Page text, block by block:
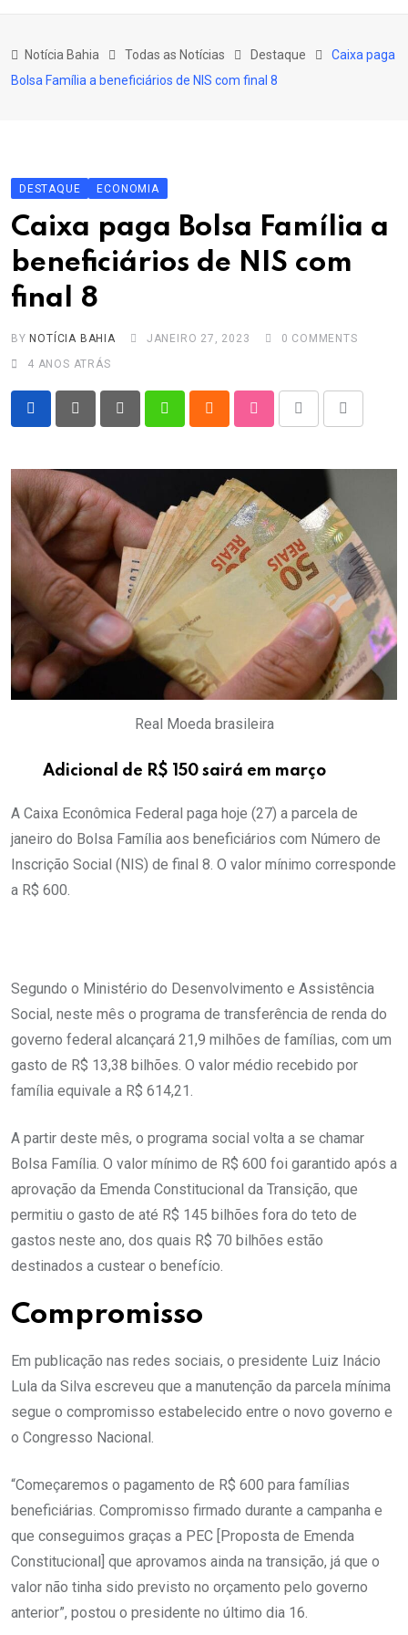
Educação
Esporte
Outros Assuntos
Notícia Bahia Todas as Notícias Destaque
Caixa paga
Bolsa Família a beneficiários de NIS com final 8
DESTAQUE ECONOMIA
Caixa paga Bolsa Família a
beneficiários de NIS com
final 8
BY NOTÍCIA BAHIA JANEIRO 27, 2023 0 COMMENTS
4 ANOS ATRÁS
PinterestWhatsappCloud StumbleUpon
Print
Share
Email
Real Moeda brasileira
Adicional de R$ 150 sairá em março
A Caixa Econômica Federal paga hoje (27) a parcela de
janeiro do Bolsa Família aos beneficiários com Número de
Inscrição Social (NIS) de final 8. O valor mínimo corresponde
a R$ 600.
Segundo o Ministério do Desenvolvimento e Assistência
Social, neste mês o programa de transferência de renda do
governo federal alcançará 21,9 milhões de famílias, com um
gasto de R$ 13,38 bilhões. O valor médio recebido por
família equivale a R$ 614,21.
A partir deste mês, o programa social volta a se chamar
Bolsa Família. O valor mínimo de R$ 600 foi garantido após a
aprovação da Emenda Constitucional da Transição, que
permitiu o gasto de até R$ 145 bilhões fora do teto de
gastos neste ano, dos quais R$ 70 bilhões estão
destinados a custear o benefício.
Compromisso
Em publicação nas redes sociais, o presidente Luiz Inácio
Lula da Silva escreveu que a manutenção da parcela mínima
segue o compromisso estabelecido entre o novo governo e
o Congresso Nacional.
“Começaremos o pagamento de R$ 600 para famílias
beneficiárias. Compromisso firmado durante a campanha e
que conseguimos graças a PEC [Proposta de Emenda
Constitucional] que aprovamos ainda na transição, já que o
valor não tinha sido previsto no orçamento pelo governo
anterior”, postou o presidente no último dia 16.